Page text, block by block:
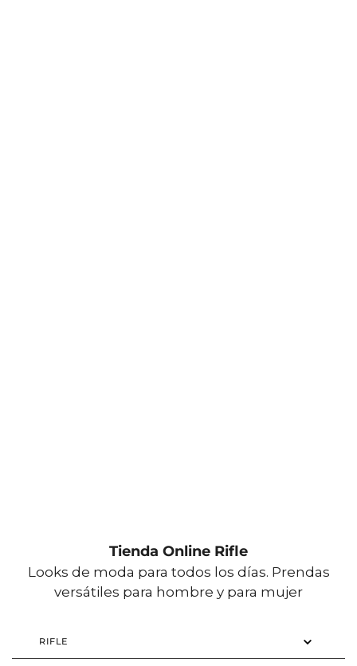
Tienda Online Rifle
Looks de moda para todos los días. Prendas
versátiles para hombre y para mujer
RIFLE